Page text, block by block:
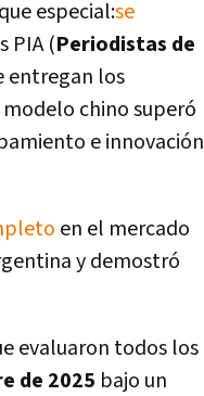
especial:se
PIA (Periodistas de
entregan los
chino superó
e innovación
en el mercado
y demostró
evaluaron todos los
de 2025 bajo un